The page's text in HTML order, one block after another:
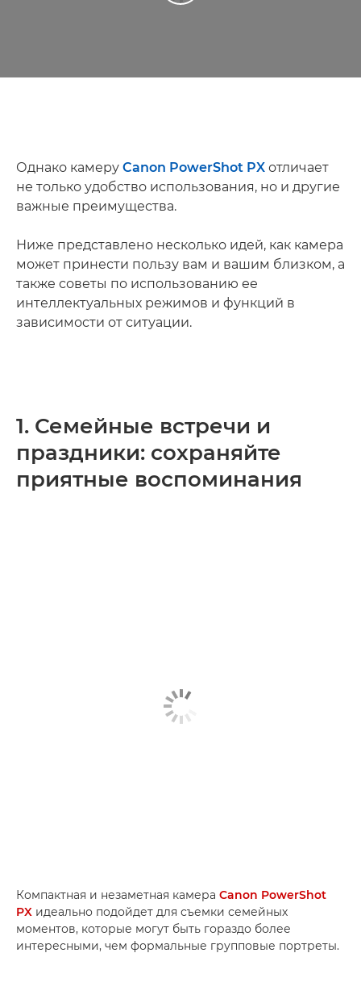
Однако камеру Canon PowerShot PX отличает
не только удобство использования, но и другие
важные преимущества.
Ниже представлено несколько идей, как камера
может принести пользу вам и вашим близком, а
также советы по использованию ее
интеллектуальных режимов и функций в
зависимости от ситуации.
1. Семейные встречи и
праздники: сохраняйте
приятные воспоминания
Компактная и незаметная камера Canon PowerShot
PX идеально подойдет для съемки семейных
моментов, которые могут быть гораздо более
интересными, чем формальные групповые портреты.